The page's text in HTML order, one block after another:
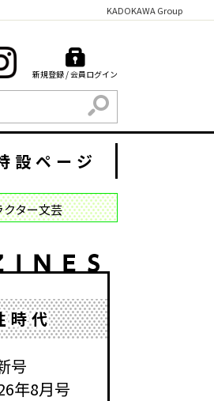
KADOKAWA Group
新規登録 / 会員ログイン
検索
設ページ
クター文芸
時代
号
年8月号